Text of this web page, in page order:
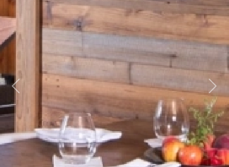
Previous Next